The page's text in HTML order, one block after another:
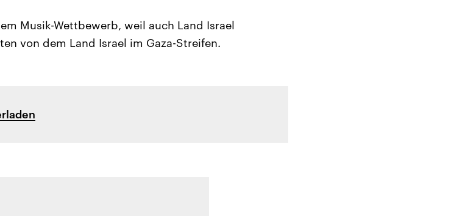
Musik-Wettbewerb, weil auch Land Israel
von dem Land Israel im Gaza-Streifen.